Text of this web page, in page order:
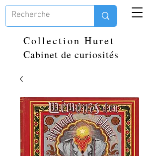
Collection Huret
Cabinet de curiosités